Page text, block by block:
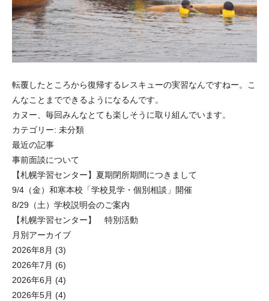
転覆したところから復帰するレスキューの実習なんですねー。こ
んなことまでできるようになるんです。
カヌー、毎回みんなとても楽しそうに取り組んでいます。
カテゴリー: 未分類
最近の記事
事前面談について
【札幌学習センター】夏期閉所期間につきまして
9/4（金）和寒本校「学校見学・個別相談」開催
8/29（土）学校説明会のご案内
【札幌学習センター】 特別活動
月別アーカイブ
2026年8月 (3)
2026年7月 (6)
2026年6月 (4)
2026年5月 (4)